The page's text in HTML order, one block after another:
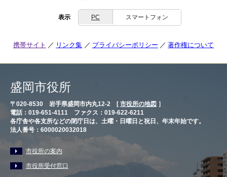
表示 PC スマートフォン
携帯サイト リンク集 プライバシーポリシー 著作権について
盛岡市役所
〒020-8530 岩手県盛岡市内丸12-2 [ 市役所の地図 ］
電話：019-651-4111 ファクス：019-622-6211
各庁舎や各支所などの閉庁日は、土曜・日曜日と祝日、年末年始です。
法人番号：6000020032018
市役所の案内
市役所受付窓口